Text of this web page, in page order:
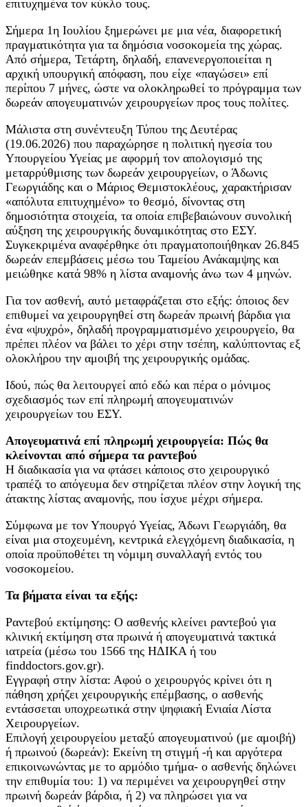
επιτυχημένα τον κύκλο τους.
Σήμερα 1η Ιουλίου ξημερώνει με μια νέα, διαφορετική
πραγματικότητα για τα δημόσια νοσοκομεία της χώρας.
Από σήμερα, Τετάρτη, δηλαδή, επανενεργοποιείται η
αρχική υπουργική απόφαση, που είχε «παγώσει» επί
περίπου 7 μήνες, ώστε να ολοκληρωθεί το πρόγραμμα των
δωρεάν απογευματινών χειρουργείων προς τους πολίτες.
Μάλιστα στη συνέντευξη Τύπου της Δευτέρας
(19.06.2026) που παραχώρησε η πολιτική ηγεσία του
Υπουργείου Υγείας με αφορμή τον απολογισμό της
μεταρρύθμισης των δωρεάν χειρουργείων, ο Άδωνις
Γεωργιάδης και ο Μάριος Θεμιστοκλέους, χαρακτήρισαν
«απόλυτα επιτυχημένο» το θεσμό, δίνοντας στη
δημοσιότητα στοιχεία, τα οποία επιβεβαιώνουν συνολική
αύξηση της χειρουργικής δυναμικότητας στο ΕΣΥ.
Συγκεκριμένα αναφέρθηκε ότι πραγματοποιήθηκαν 26.845
δωρεάν επεμβάσεις μέσω του Ταμείου Ανάκαμψης και
μειώθηκε κατά 98% η λίστα αναμονής άνω των 4 μηνών.
Για τον ασθενή, αυτό μεταφράζεται στο εξής: όποιος δεν
επιθυμεί να χειρουργηθεί στη δωρεάν πρωινή βάρδια για
ένα «ψυχρό», δηλαδή προγραμματισμένο χειρουργείο, θα
πρέπει πλέον να βάλει το χέρι στην τσέπη, καλύπτοντας εξ
ολοκλήρου την αμοιβή της χειρουργικής ομάδας.
Ιδού, πώς θα λειτουργεί από εδώ και πέρα ο μόνιμος
σχεδιασμός των επί πληρωμή απογευματινών
χειρουργείων του ΕΣΥ.
Απογευματινά επί πληρωμή χειρουργεία: Πώς θα
κλείνονται από σήμερα τα ραντεβού
Η διαδικασία για να φτάσει κάποιος στο χειρουργικό
τραπέζι το απόγευμα δεν στηρίζεται πλέον στην λογική της
άτακτης λίστας αναμονής, που ίσχυε μέχρι σήμερα.
Σύμφωνα με τον Υπουργό Υγείας, Άδωνι Γεωργιάδη, θα
είναι μια στοχευμένη, κεντρικά ελεγχόμενη διαδικασία, η
οποία προϋποθέτει τη νόμιμη συναλλαγή εντός του
νοσοκομείου.
Τα βήματα είναι τα εξής:
Ραντεβού εκτίμησης: Ο ασθενής κλείνει ραντεβού για
κλινική εκτίμηση στα πρωινά ή απογευματινά τακτικά
ιατρεία (μέσω του 1566 της ΗΔΙΚΑ ή του
finddoctors.gov.gr).
Εγγραφή στην λίστα: Αφού ο χειρουργός κρίνει ότι η
πάθηση χρήζει χειρουργικής επέμβασης, ο ασθενής
εντάσσεται υποχρεωτικά στην ψηφιακή Ενιαία Λίστα
Χειρουργείων.
Επιλογή χειρουργείου μεταξύ απογευματινού (με αμοιβή)
ή πρωινού (δωρεάν): Εκείνη τη στιγμή -ή και αργότερα
επικοινωνώντας με το αρμόδιο τμήμα- ο ασθενής δηλώνει
την επιθυμία του: 1) να περιμένει να χειρουργηθεί στην
πρωινή δωρεάν βάρδια, ή 2) να πληρώσει για να